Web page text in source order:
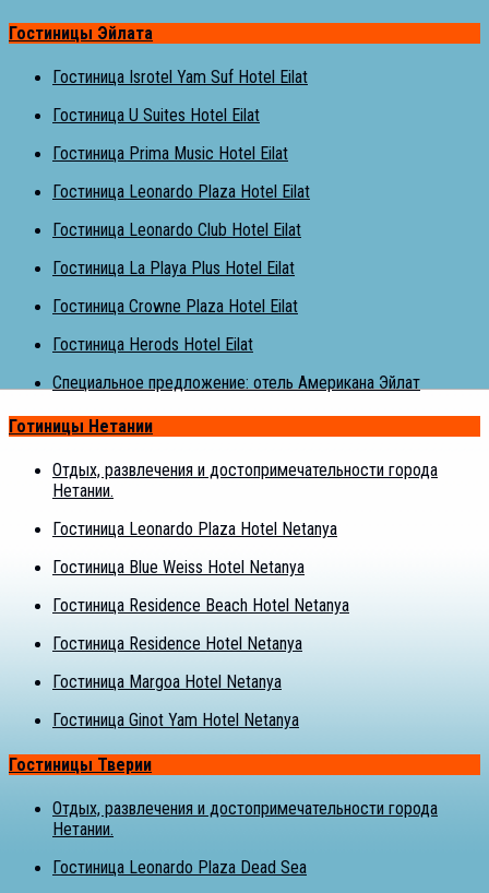
Гостиницы Эйлата
Гостиница Isrotel Yam Suf Hotel Eilat
Гостиница U Suites Hotel Eilat
Гостиница Prima Music Hotel Eilat
Гостиница Leonardo Plaza Hotel Eilat
Гостиница Leonardo Club Hotel Eilat
Гостиница La Playa Plus Hotel Eilat
Гостиница Crowne Plaza Hotel Eilat
Гостиница Herods Hotel Eilat
Специальное предложение: отель Американа Эйлат
Готиницы Нетании
Отдых, развлечения и достопримечательности города
Нетании.
Гостиница Leonardo Plaza Hotel Netanya
Гостиница Blue Weiss Hotel Netanya
Гостиница Residence Beach Hotel Netanya
Гостиница Residence Hotel Netanya
Гостиница Margoa Hotel Netanya
Гостиница Ginot Yam Hotel Netanya
Гостиницы Тверии
Отдых, развлечения и достопримечательности города
Нетании.
Гостиница Leonardo Plaza Dead Sea